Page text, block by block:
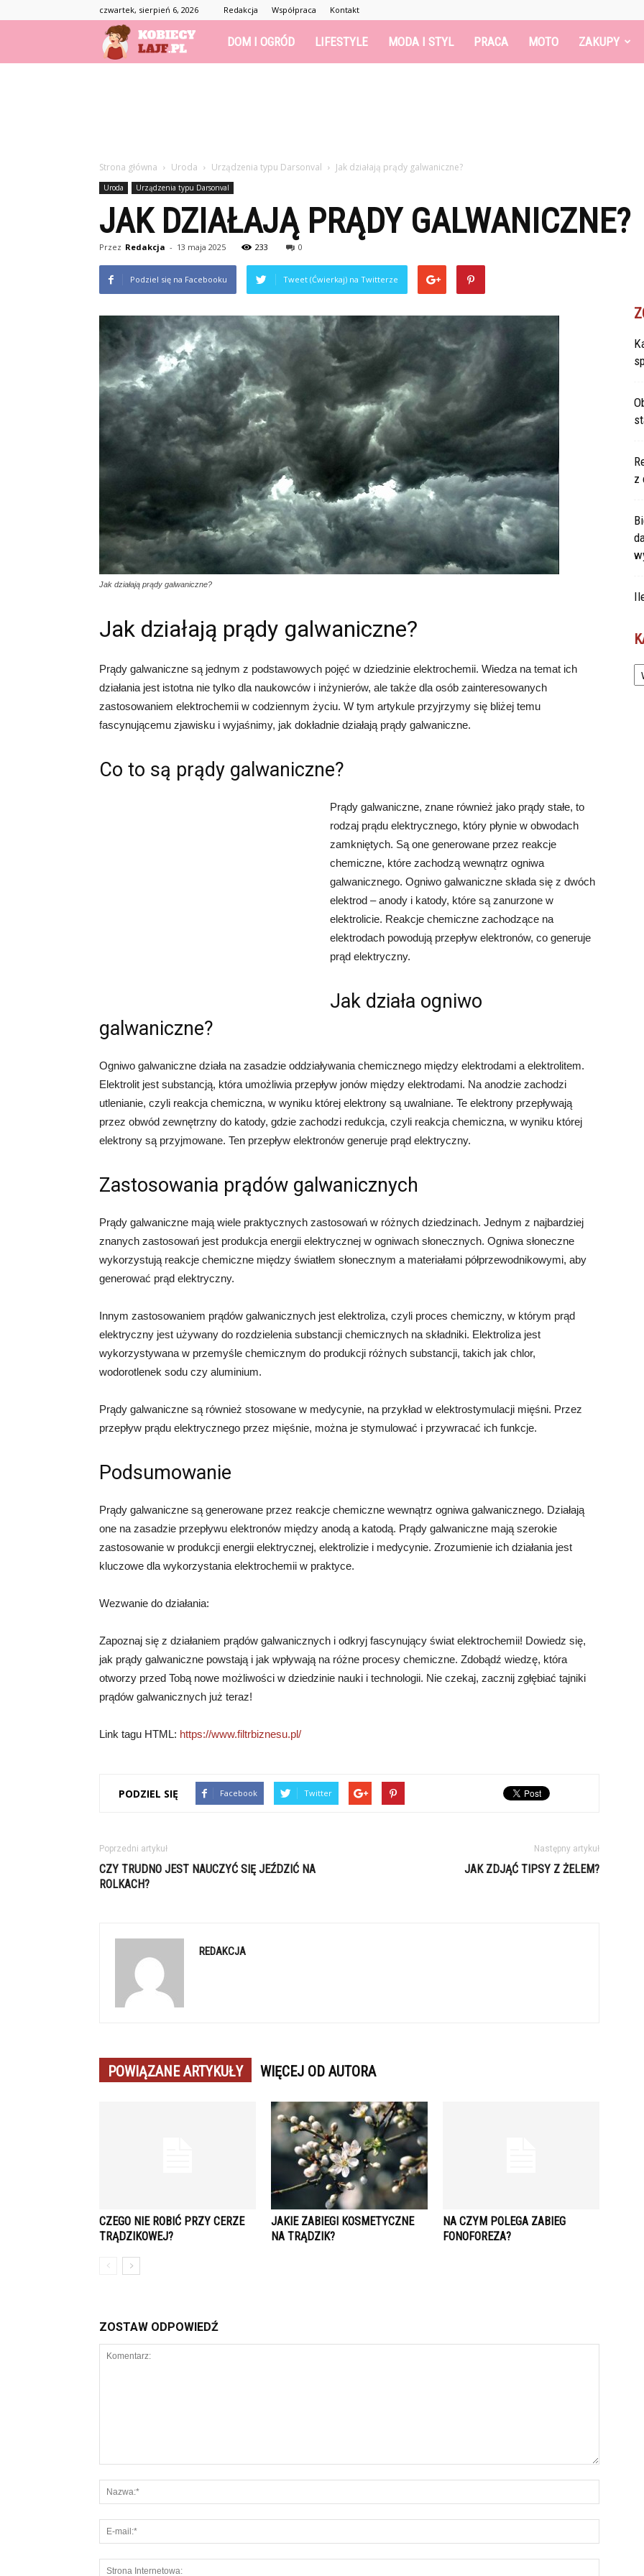
czwartek, sierpień 6, 2026 Redakcja Współpraca Kontakt
KobiecyLajf.pl
moda,
życie
DOM I OGRÓD LIFESTYLE MODA I STYL PRACA MOTO ZAKUPY
Strona główna Uroda Urządzenia typu Darsonval Jak działają prądy galwaniczne?
Uroda Urządzenia typu Darsonval
JAK DZIAŁAJĄ PRĄDY GALWANICZNE?
Przez Redakcja - 13 maja 2025 233 0
Podziel się na Facebooku Tweet (Ćwierkaj) na Twitterze
Jak działają prądy galwaniczne?
Jak działają prądy galwaniczne?
Prądy galwaniczne są jednym z podstawowych pojęć w dziedzinie elektrochemii. Wiedza na temat ich
działania jest istotna nie tylko dla naukowców i inżynierów, ale także dla osób zainteresowanych
zastosowaniem elektrochemii w codziennym życiu. W tym artykule przyjrzymy się bliżej temu
fascynującemu zjawisku i wyjaśnimy, jak dokładnie działają prądy galwaniczne.
Co to są prądy galwaniczne?
Prądy galwaniczne, znane również jako prądy stałe, to
rodzaj prądu elektrycznego, który płynie w obwodach
zamkniętych. Są one generowane przez reakcje
chemiczne, które zachodzą wewnątrz ogniwa
galwanicznego. Ogniwo galwaniczne składa się z dwóch
elektrod – anody i katody, które są zanurzone w
elektrolicie. Reakcje chemiczne zachodzące na
elektrodach powodują przepływ elektronów, co generuje
prąd elektryczny.
Jak działa ogniwo
galwaniczne?
Ogniwo galwaniczne działa na zasadzie oddziaływania chemicznego między elektrodami a elektrolitem.
Elektrolit jest substancją, która umożliwia przepływ jonów między elektrodami. Na anodzie zachodzi
utlenianie, czyli reakcja chemiczna, w wyniku której elektrony są uwalniane. Te elektrony przepływają
przez obwód zewnętrzny do katody, gdzie zachodzi redukcja, czyli reakcja chemiczna, w wyniku której
elektrony są przyjmowane. Ten przepływ elektronów generuje prąd elektryczny.
Zastosowania prądów galwanicznych
Prądy galwaniczne mają wiele praktycznych zastosowań w różnych dziedzinach. Jednym z najbardziej
znanych zastosowań jest produkcja energii elektrycznej w ogniwach słonecznych. Ogniwa słoneczne
wykorzystują reakcje chemiczne między światłem słonecznym a materiałami półprzewodnikowymi, aby
generować prąd elektryczny.
Innym zastosowaniem prądów galwanicznych jest elektroliza, czyli proces chemiczny, w którym prąd
elektryczny jest używany do rozdzielenia substancji chemicznych na składniki. Elektroliza jest
wykorzystywana w przemyśle chemicznym do produkcji różnych substancji, takich jak chlor,
wodorotlenek sodu czy aluminium.
Prądy galwaniczne są również stosowane w medycynie, na przykład w elektrostymulacji mięśni. Przez
przepływ prądu elektrycznego przez mięśnie, można je stymulować i przywracać ich funkcje.
Podsumowanie
Prądy galwaniczne są generowane przez reakcje chemiczne wewnątrz ogniwa galwanicznego. Działają
one na zasadzie przepływu elektronów między anodą a katodą. Prądy galwaniczne mają szerokie
zastosowanie w produkcji energii elektrycznej, elektrolizie i medycynie. Zrozumienie ich działania jest
kluczowe dla wykorzystania elektrochemii w praktyce.
Wezwanie do działania:
Zapoznaj się z działaniem prądów galwanicznych i odkryj fascynujący świat elektrochemii! Dowiedz się,
jak prądy galwaniczne powstają i jak wpływają na różne procesy chemiczne. Zdobądź wiedzę, która
otworzy przed Tobą nowe możliwości w dziedzinie nauki i technologii. Nie czekaj, zacznij zgłębiać tajniki
prądów galwanicznych już teraz!
Link tagu HTML: https://www.filtrbiznesu.pl/
PODZIEL SIĘ Facebook Twitter
Poprzedni artykuł
CZY TRUDNO JEST NAUCZYĆ SIĘ JEŹDZIĆ NA
ROLKACH?
Następny artykuł
JAK ZDJĄĆ TIPSY Z ŻELEM?
REDAKCJA
POWIĄZANE ARTYKUŁY WIĘCEJ OD AUTORA
CZEGO NIE ROBIĆ PRZY CERZE
TRĄDZIKOWEJ?
JAKIE ZABIEGI KOSMETYCZNE
NA TRĄDZIK?
NA CZYM POLEGA ZABIEG
FONOFOREZA?
ZOSTAW ODPOWIEDŹ
z